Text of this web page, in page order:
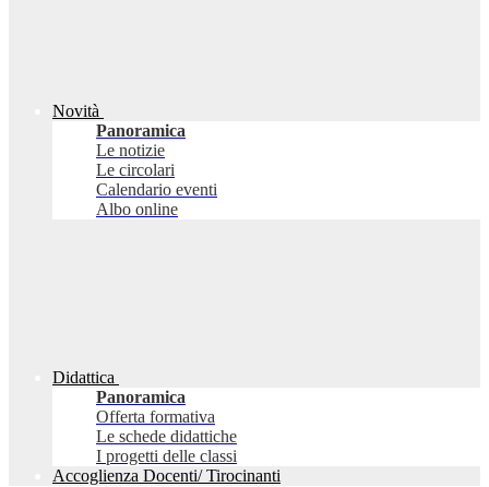
Novità
Panoramica
Le notizie
Le circolari
Calendario eventi
Albo online
Didattica
Panoramica
Offerta formativa
Le schede didattiche
I progetti delle classi
Accoglienza Docenti/ Tirocinanti